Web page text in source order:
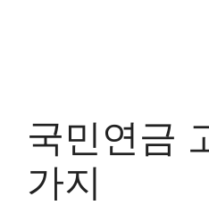
국민연금
가지